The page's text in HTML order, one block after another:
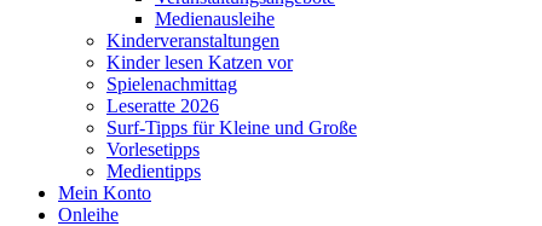
Medienausleihe
Kinderveranstaltungen
Kinder lesen Katzen vor
Spielenachmittag
Leseratte 2026
Surf-Tipps für Kleine und Große
Vorlesetipps
Medientipps
Mein Konto
Onleihe